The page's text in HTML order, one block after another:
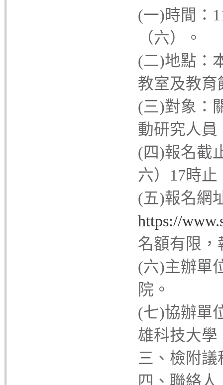
(一)時間：
（六）。
(二)地點：
教室及教育
(三)對象：
動研究人員
(四)報名截
六）17時止
(五)報名網
https://
名額有限，
(六)主辦單
院。
(七)協辦單
雄科技大學
三、檢附
四、聯絡